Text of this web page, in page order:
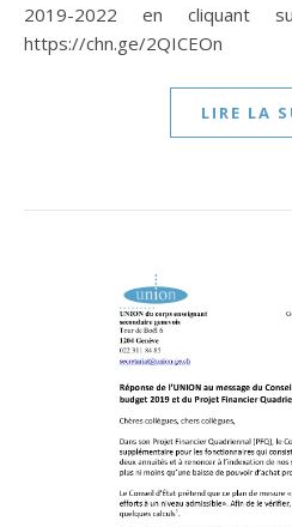
2019-2022 en cliquant
https://chn.ge/2QICEOn
LIRE LA